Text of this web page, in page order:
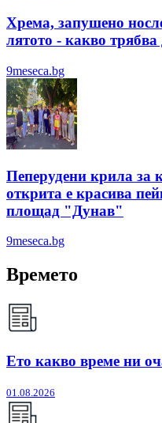
Хрема, запушено
лятотo - какво трябва
9meseca.bg
Пеперудени крила за
открита е красива
площад "Дунав"
9meseca.bg
Времето
Ето какво време ни
01.08.2026